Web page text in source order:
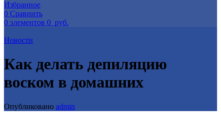
Избранное
0 Сравнить
0 элементов 0 руб.
Новости
Как делать депиляцию
воском в домашних
Опубликовано admin